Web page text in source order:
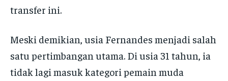
transfer ini.
Meski demikian, usia Fernandes menjadi salah
satu pertimbangan utama. Di usia 31 tahun, ia
tidak lagi masuk kategori pemain muda